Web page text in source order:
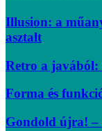
Illusion: a
asztalt
Retro a javából:
Forma és
Gondold újra! –